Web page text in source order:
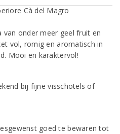
van onder meer geel fruit en
vol, romig en aromatisch in
Mooi en karaktervol!
bij fijne visschotels of
goed te bewaren tot